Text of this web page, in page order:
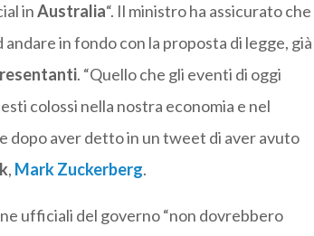
inAustralia“. Il ministro ha assicurato che
in fondo con la proposta di legge, già
. “Quello che gli eventi di oggi
colossi nella nostra economia e nel
dopo aver detto in un tweet di aver avuto
, Mark Zuckerberg.
ufficiali del governo “non dovrebbero